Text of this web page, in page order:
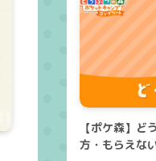
【ポケ森】ど
方・もらえな